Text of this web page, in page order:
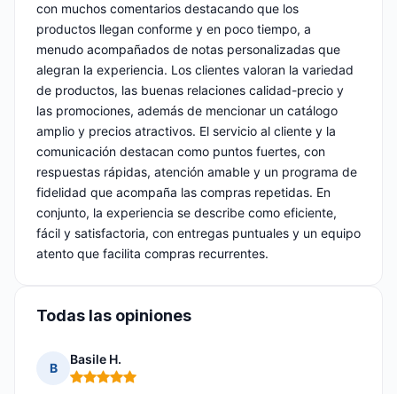
con muchos comentarios destacando que los
productos llegan conforme y en poco tiempo, a
menudo acompañados de notas personalizadas que
alegran la experiencia. Los clientes valoran la variedad
de productos, las buenas relaciones calidad-precio y
las promociones, además de mencionar un catálogo
amplio y precios atractivos. El servicio al cliente y la
comunicación destacan como puntos fuertes, con
respuestas rápidas, atención amable y un programa de
fidelidad que acompaña las compras repetidas. En
conjunto, la experiencia se describe como eficiente,
fácil y satisfactoria, con entregas puntuales y un equipo
atento que facilita compras recurrentes.
Todas las opiniones
B
Basile H.
Nota: 5 de 5